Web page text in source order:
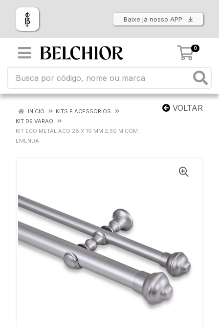
Baixe já nosso APP
0
VOLTAR
INÍCIO
KITS E ACESSORIOS
KIT DE VARAO
KIT ECO METAL ACO 28 X 19 MM 2,50 M COM
EMENDA